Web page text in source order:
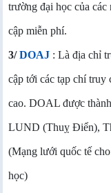
trường đại học của
cập miễn phí.
3/ DOAJ : Là địa chỉ
cập tới các tạp chí truy
cao. DOAL được
LUND (Thuỵ Điển),
(Mạng lưới quốc tế
học)